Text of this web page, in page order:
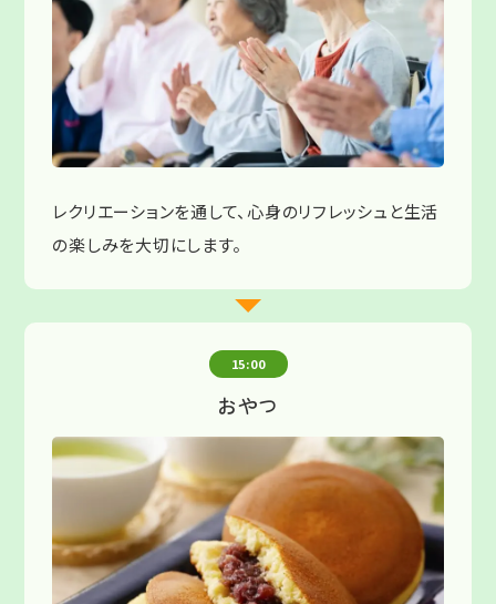
レクリエーションを通して、心身のリフレッシュと生活
の楽しみを大切にします。
15:00
おやつ